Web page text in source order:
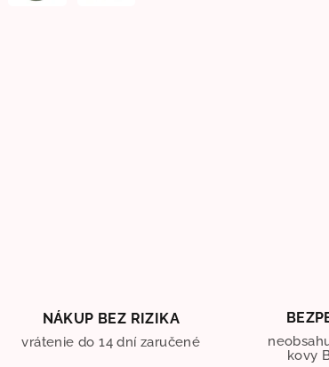
NÁKUP BEZ RIZIKA
vrátenie do 14 dní zaručené
kovy